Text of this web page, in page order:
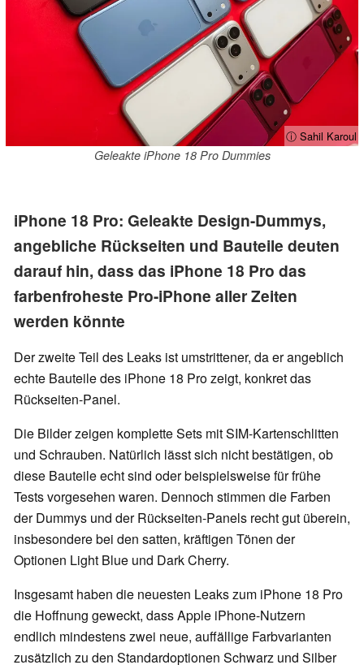
ⓘ Sahil Karoul
Geleakte iPhone 18 Pro Dummies
iPhone 18 Pro: Geleakte Design-Dummys,
angebliche Rückseiten und Bauteile deuten
darauf hin, dass das iPhone 18 Pro das
farbenfroheste Pro-iPhone aller Zeiten
werden könnte
Der zweite Teil des Leaks ist umstrittener, da er angeblich
echte Bauteile des iPhone 18 Pro zeigt, konkret das
Rückseiten-Panel.
Die Bilder zeigen komplette Sets mit SIM-Kartenschlitten
und Schrauben. Natürlich lässt sich nicht bestätigen, ob
diese Bauteile echt sind oder beispielsweise für frühe
Tests vorgesehen waren. Dennoch stimmen die Farben
der Dummys und der Rückseiten-Panels recht gut überein,
insbesondere bei den satten, kräftigen Tönen der
Optionen Light Blue und Dark Cherry.
Insgesamt haben die neuesten Leaks zum iPhone 18 Pro
die Hoffnung geweckt, dass Apple iPhone-Nutzern
endlich mindestens zwei neue, auffällige Farbvarianten
zusätzlich zu den Standardoptionen Schwarz und Silber